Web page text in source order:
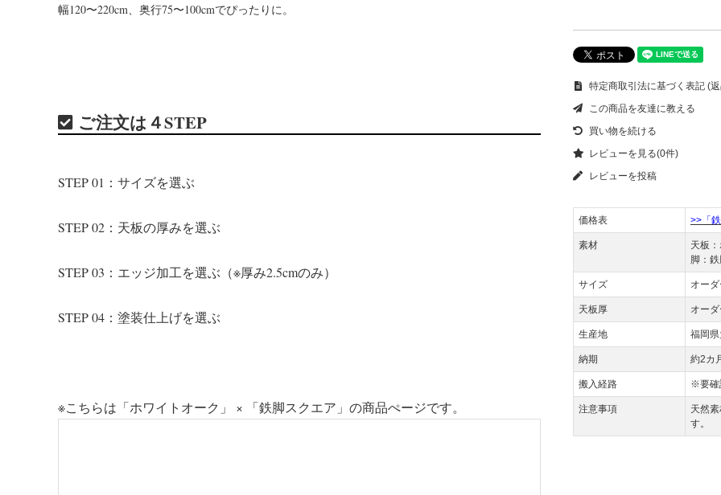
幅120〜220cm、奥行75〜100cmでぴったりに。
ご注文は４STEP
STEP 01：サイズを選ぶ
STEP 02：天板の厚みを選ぶ
STEP 03：エッジ加工を選ぶ（※厚み2.5cmのみ）
STEP 04：塗装仕上げを選ぶ
※こちらは「ホワイトオーク」 × 「鉄脚スクエア」の商品ぺージです。
特定商取引法に基づく表記 (
この商品を友達に教える
買い物を続ける
レビューを見る(0件)
レビューを投稿
価格表 >>「
素材
天板
脚：
サイズ オー
天板厚 オー
生産地 福岡
納期 約2カ
搬入経路 ※要確
注意事項
天然
す。